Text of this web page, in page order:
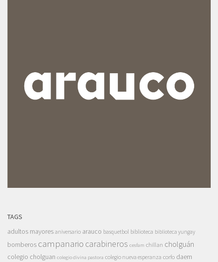
TAGS
adultos mayores aniversario arauco basquetbol biblioteca biblioteca yungay
bomberos campanario carabineros cesfam chillan cholguán
colegio cholguan colegio divina pastora colegio nueva esperanza corfo daem